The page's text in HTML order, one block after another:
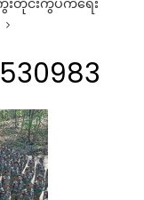
းတိုင်းကွပ်ကဲရေး